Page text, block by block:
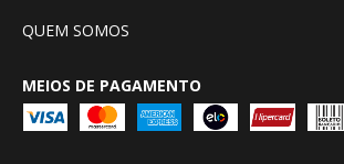
QUEM SOMOS
MEIOS DE PAGAMENTO